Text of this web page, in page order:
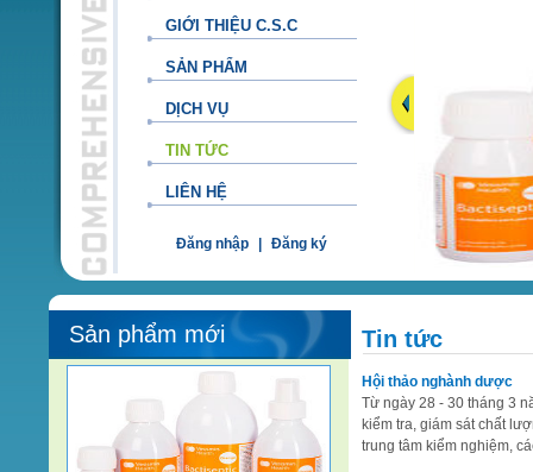
GIỚI THIỆU C.S.C
SẢN PHẨM
DỊCH VỤ
TIN TỨC
LIÊN HỆ
Đăng nhập Đăng ký
Sản phẩm mới Tin tức
Hội thảo nghành dược
Từ ngày 28 - 30 tháng 3
kiểm tra, giám sát chất
trung tâm kiểm nghiệm,